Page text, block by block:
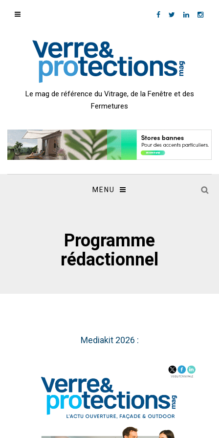
Le mag de référence du Vitrage, de la Fenêtre et des
Fermetures
MENU
Programme
rédactionnel
Mediakit 2026 :